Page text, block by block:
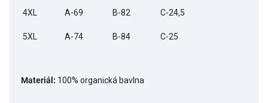
4XL A-69 B-82 C-24,5
5XL A-74 B-84 C-25
Materiál: 100% organická bavlna